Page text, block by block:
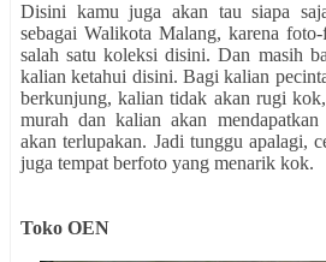
Disini kamu juga akan tau siapa
sebagai Walikota Malang, karena
salah satu koleksi disini. Dan masih
kalian ketahui disini. Bagi kalian
berkunjung, kalian tidak akan rugi
murah dan kalian akan
akan terlupakan. Jadi tunggu apalagi,
juga tempat berfoto yang menarik kok.
Toko OEN